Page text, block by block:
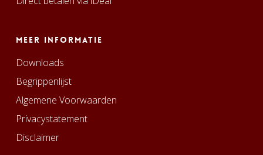
Meer informatie
Downloads
Begrippenlijst
Algemene Voorwaarden
Privacystatement
Disclaimer